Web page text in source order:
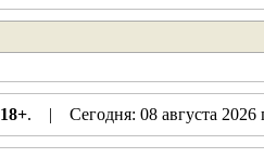
18+. | Сегодня: 08 августа